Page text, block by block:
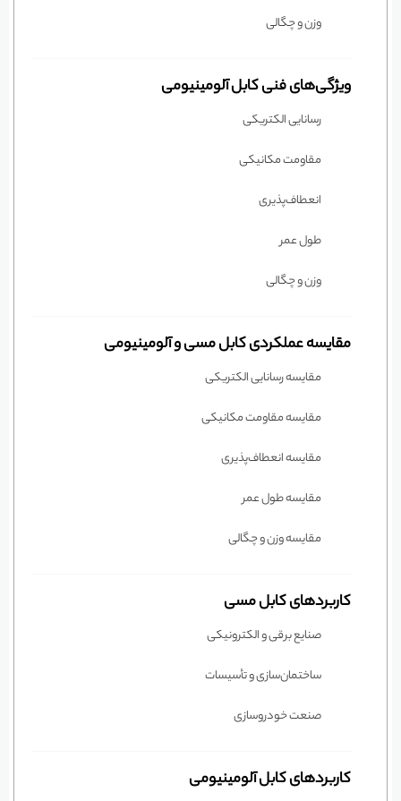
وزن و چگالی
ویژگی‌های فنی کابل آلومینیومی
رسانایی الکتریکی
مقاومت مکانیکی
انعطاف‌پذیری
طول عمر
وزن و چگالی
مقایسه عملکردی کابل مسی و آلومینیومی
مقایسه رسانایی الکتریکی
مقایسه مقاومت مکانیکی
مقایسه انعطاف‌پذیری
مقایسه طول عمر
مقایسه وزن و چگالی
کاربردهای کابل مسی
صنایع برقی و الکترونیکی
ساختمان‌سازی و تأسیسات
صنعت خودروسازی
کاربردهای کابل آلومینیومی